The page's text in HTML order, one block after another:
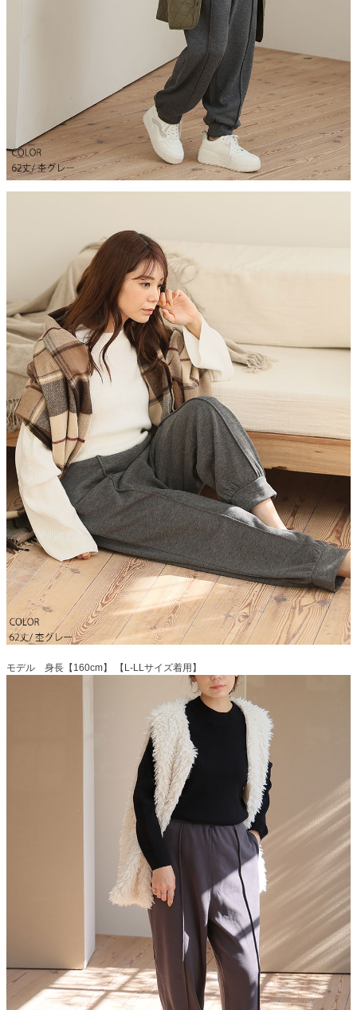
モデル 身長【160cm】 【L-LLサイズ着用】